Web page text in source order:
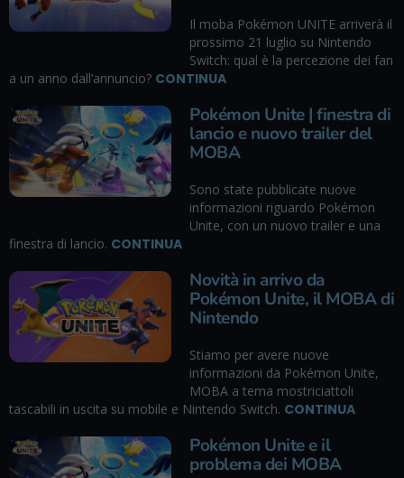
Il moba Pokémon UNITE arriverà il
prossimo 21 luglio su Nintendo
Switch: qual è la percezione dei fan
a un anno dall’annuncio? CONTINUA
Pokémon Unite | finestra di
lancio e nuovo trailer del
MOBA
Sono state pubblicate nuove
informazioni riguardo Pokémon
Unite, con un nuovo trailer e una
finestra di lancio. CONTINUA
Novità in arrivo da
Pokémon Unite, il MOBA di
Nintendo
Stiamo per avere nuove
informazioni da Pokémon Unite,
MOBA a tema mostriciattoli
tascabili in uscita su mobile e Nintendo Switch. CONTINUA
Pokémon Unite e il
problema dei MOBA